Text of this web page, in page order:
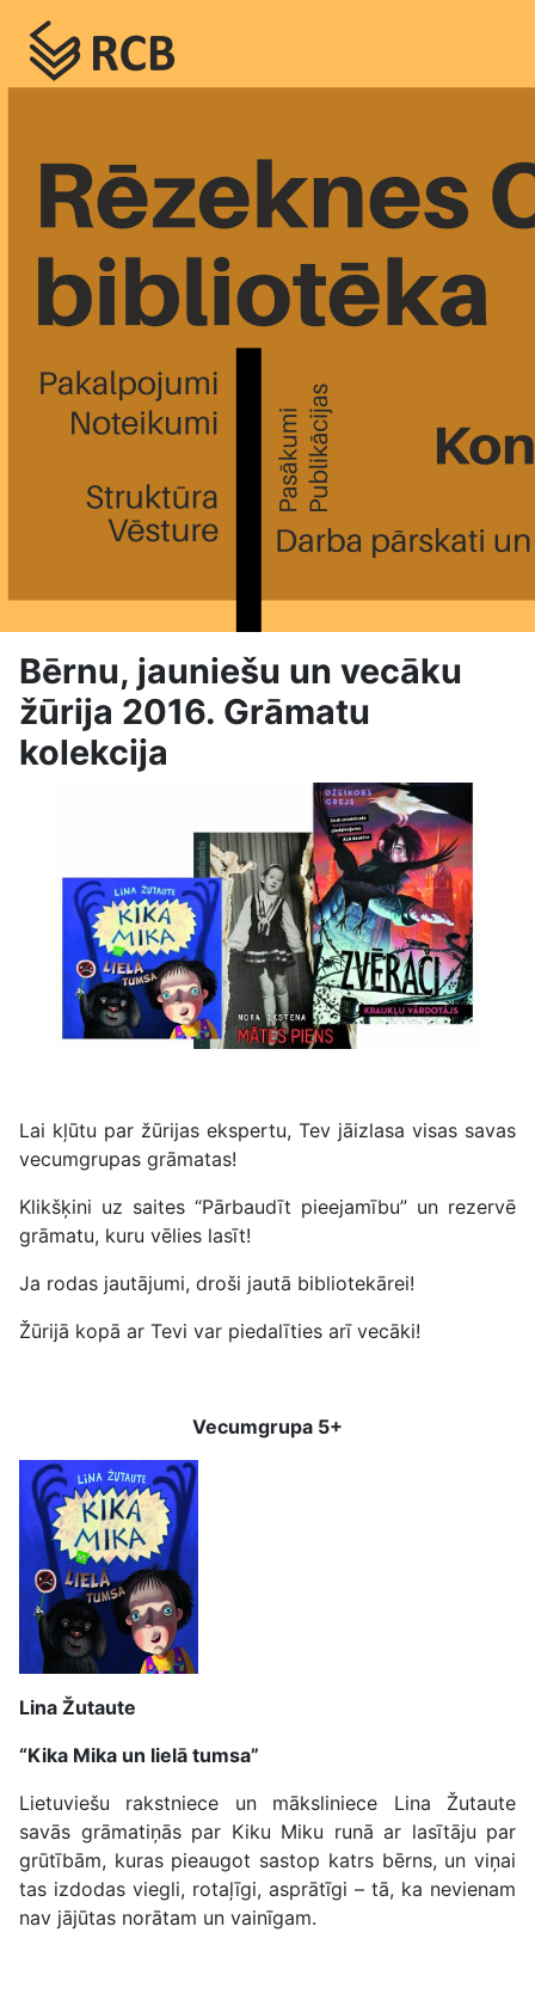
Bērnu, jauniešu un vecāku
žūrija 2016. Grāmatu
kolekcija
Lai kļūtu par žūrijas ekspertu, Tev jāizlasa visas savas
vecumgrupas grāmatas!
Klikšķini uz saites “Pārbaudīt pieejamību” un rezervē
grāmatu, kuru vēlies lasīt!
Ja rodas jautājumi, droši jautā bibliotekārei!
Žūrijā kopā ar Tevi var piedalīties arī vecāki!
Vecumgrupa 5+
Lina Žutaute
“Kika Mika un lielā tumsa”
Lietuviešu rakstniece un māksliniece Lina Žutaute
savās grāmatiņās par Kiku Miku runā ar lasītāju par
grūtībām, kuras pieaugot sastop katrs bērns, un viņai
tas izdodas viegli, rotaļīgi, asprātīgi – tā, ka nevienam
nav jājūtas norātam un vainīgam.